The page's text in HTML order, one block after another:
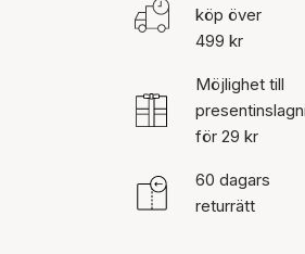
köp över
499 kr
Möjlighet till
för 29 kr
60 dagars
returrätt